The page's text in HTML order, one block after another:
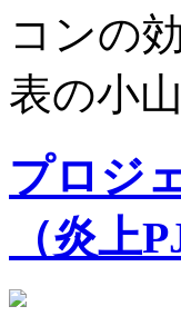
コンの
表の小
プロジ
（炎上